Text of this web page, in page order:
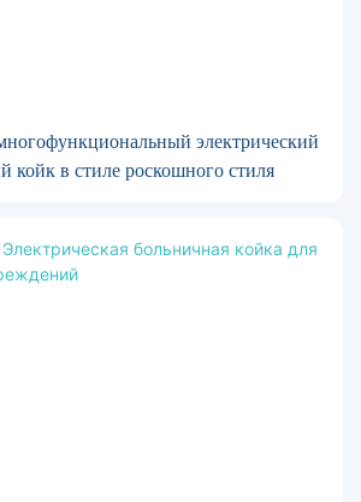
электрический
койк в стиле роскошного стиля